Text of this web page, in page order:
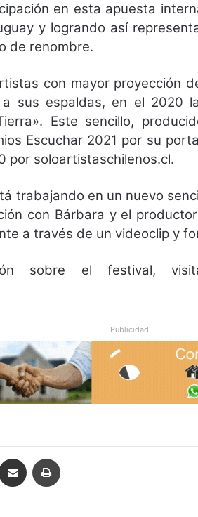
en esta apuesta
y logrando así
de renombre.
con mayor proyección
sus espaldas, en el 2020
Este sencillo,
Escuchar 2021 por su
por soloartistaschilenos.cl.
trabajando en un nuevo
con Bárbara y el
a través de un videoclip y
sobre el festival,
Publicidad